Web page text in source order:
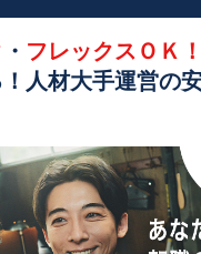
・ フレックスＯＫ
人材大手運営の